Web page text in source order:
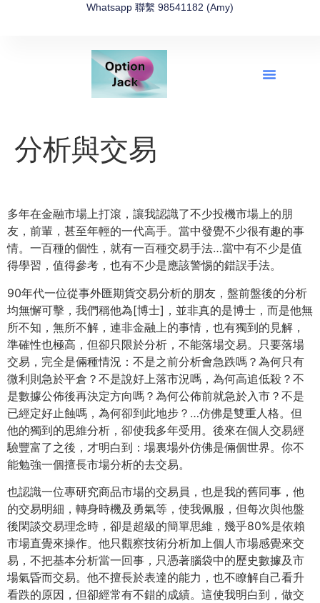
Whatsapp 聯繫 98541182 (Amy)
分析與交易
多年在金融市場上打滾，讓我認識了不少投機市場上的朋
友，前輩，甚至年輕的一代高手。當中發覺不少很有趣的事
情。一百種的個性，就有一百種交易手法…當中有不少是值
得學習，值得參考，也有不少是應該警惕的錯誤手法。
90年代一位從事外匯期貨交易分析的朋友，盤前盤後的分析
均無懈可擊，我們稱他為[博士]，並非真的是博士，而是他無
所不知，無所不解，連非金融上的事情，也有獨到的見解，
準確性也極高，但卻只限於分析，不能落場交易。只要落場
交易，完全是倆種情況：不是之前分析會急跌嗎？為何只有
微利則急於平倉？不是說好上落市況嗎，為何高追低殺？不
是數據公佈後再決定方向嗎？為何公佈前就急於入市？不是
已經定好止蝕嗎，為何卻到此地步？…仿佛是雙重人格。但
他的獨到的思維分析，卻使我多年受用。後來在個人交易經
驗豐富了之後，才明白到：場裏場外仿佛是倆個世界。你不
能勉強一個擅長市場分析的去交易。
也認識一位專研究商品市場的交易員，也是我的舊同事，他
的交易明細，轉身時機及勇氣等，使我佩服，但每次與他盤
後閑談交易理念時，卻是超級的簡單思維，幾乎80%是依賴
市場直覺來操作。他只觀察技術分析加上個人市場感覺來交
易，不把基本分析當一回事，只憑著腦袋中的歷史數據及市
場氣昏而交易。他不擅長於表達的能力，也不瞭解自己看升
看跌的原因，但卻經常有不錯的成績。這使我明白到，做交